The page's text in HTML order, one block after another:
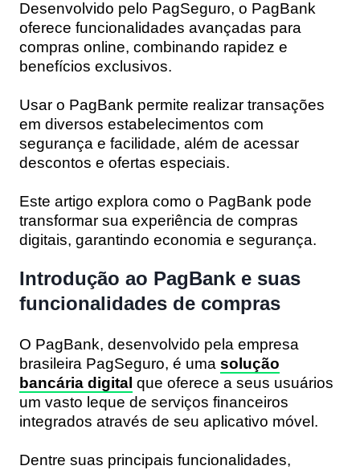
Desenvolvido pelo PagSeguro, o PagBank
oferece funcionalidades avançadas para
compras online, combinando rapidez e
benefícios exclusivos.
Usar o PagBank permite realizar transações
em diversos estabelecimentos com
segurança e facilidade, além de acessar
descontos e ofertas especiais.
Este artigo explora como o PagBank pode
transformar sua experiência de compras
digitais, garantindo economia e segurança.
Introdução ao PagBank e suas
funcionalidades de compras
O PagBank, desenvolvido pela empresa
brasileira PagSeguro, é uma solução
bancária digital que oferece a seus usuários
um vasto leque de serviços financeiros
integrados através de seu aplicativo móvel.
Dentre suas principais funcionalidades,